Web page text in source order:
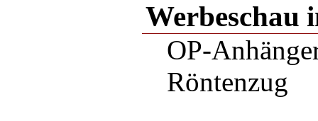
Werbeschau
OP-
Röntenzug